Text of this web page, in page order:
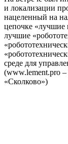
и локализации
нацеленный на
цепочке «лучшие
лучшие
среде для
(www.lement.pro
«Сколково»)